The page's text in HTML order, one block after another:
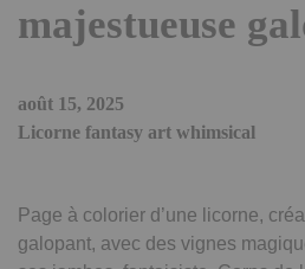
majestueuse
août 15, 2025
Licorne fantasy art whimsical
Page à colorier d’une licorne,
galopant, avec des vignes